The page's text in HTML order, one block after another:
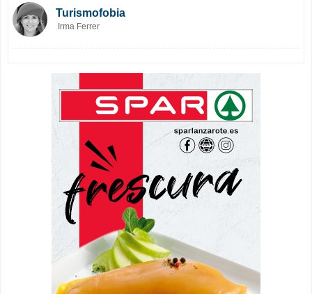
Turismofobia
Irma Ferrer